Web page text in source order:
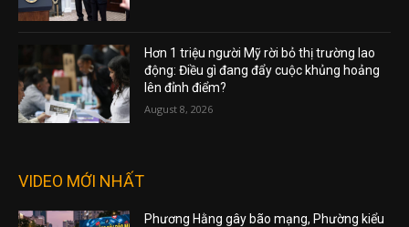
Hơn 1 triệu người Mỹ rời bỏ thị trường lao
động: Điều gì đang đẩy cuộc khủng hoảng
lên đỉnh điểm?
August 8, 2026
VIDEO MỚI NHẤT
Phương Hằng gây bão mạng, Phường kiểu